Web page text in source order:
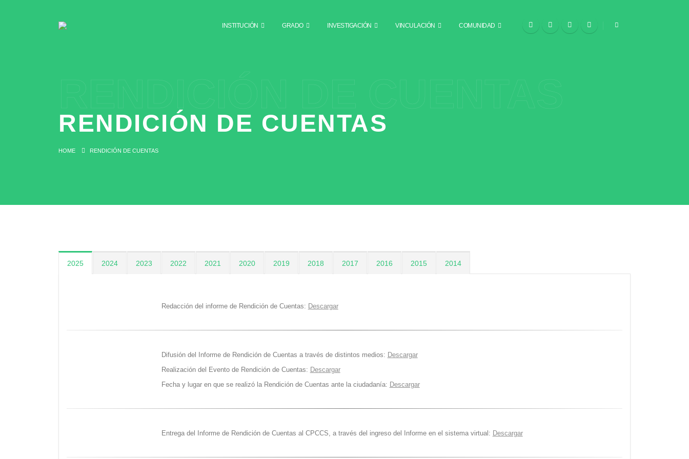
INSTITUCIÓN GRADO INVESTIGACIÓN VINCULACIÓN COMUNIDAD
RENDICIÓN DE CUENTAS
RENDICIÓN DE CUENTAS
HOME RENDICIÓN DE CUENTAS
2025 2024 2023 2022 2021 2020 2019 2018 2017 2016 2015 2014
Redacción del informe de Rendición de Cuentas: Descargar
Difusión del Informe de Rendición de Cuentas a través de distintos medios: Descargar
Realización del Evento de Rendición de Cuentas: Descargar
Fecha y lugar en que se realizó la Rendición de Cuentas ante la ciudadanía: Descargar
Entrega del Informe de Rendición de Cuentas al CPCCS, a través del ingreso del Informe en el sistema virtual: Descargar